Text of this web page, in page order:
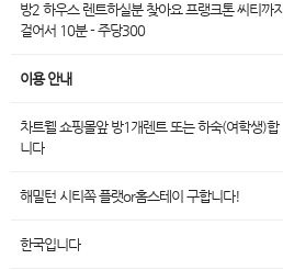
방2 하우스 렌트하실분 찾아요 프랭크톤 씨티까지
걸어서 10분 - 주당300
이용 안내
차트웰 쇼핑몰앞 방1개렌트 또는 하숙(여학생)합
니다
해밀턴 시티쪽 플랫or홈스테이 구합니다!
한국입니다